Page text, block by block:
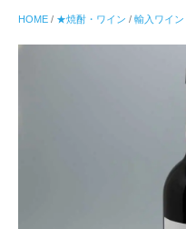
HOME / ★焼酎・ワイン / 輸入ワイン